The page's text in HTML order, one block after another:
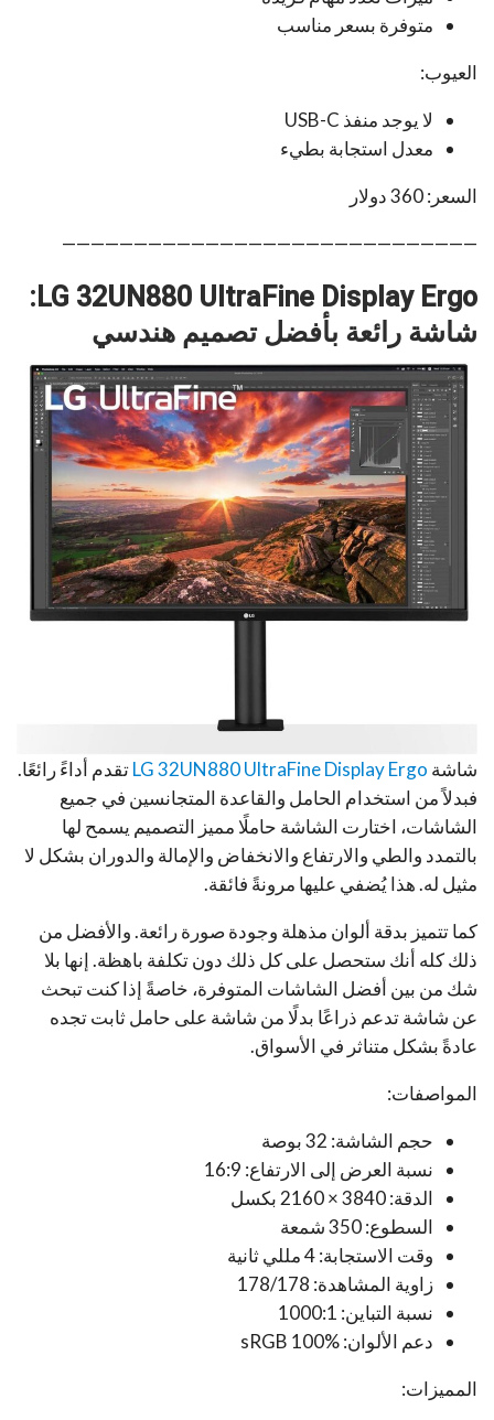
متوفرة بسعر مناسب
العيوب:
لا يوجد منفذ USB-C
معدل استجابة بطيء
السعر: 360 دولار
—————————————————————————————
LG 32UN880 UltraFine Display Ergo:
شاشة رائعة بأفضل تصميم هندسي
شاشة LG 32UN880 UltraFine Display Ergoتقدم أداءً رائعًا.
فبدلاً من استخدام الحامل والقاعدة المتجانسين في جميع
الشاشات، اختارت الشاشة حاملًا مميز التصميم يسمح لها
بالتمدد والطي والارتفاع والانخفاض والإمالة والدوران بشكل لا
مثيل له. هذا يُضفي عليها مرونةً فائقة.
كما تتميز بدقة ألوان مذهلة وجودة صورة رائعة. والأفضل من
ذلك كله أنك ستحصل على كل ذلك دون تكلفة باهظة. إنها بلا
شك من بين أفضل الشاشات المتوفرة، خاصةً إذا كنت تبحث
عن شاشة تدعم ذراعًا بدلًا من شاشة على حامل ثابت تجده
عادةً بشكل متناثر في الأسواق.
المواصفات:
حجم الشاشة: 32 بوصة
نسبة العرض إلى الارتفاع: 16:9
الدقة: 3840 × 2160 بكسل
السطوع: 350 شمعة
وقت الاستجابة: 4 مللي ثانية
زاوية المشاهدة: 178/178
نسبة التباين: 1000:1
دعم الألوان: sRGB 100%
المميزات: